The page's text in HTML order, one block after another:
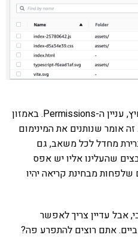
עכשיו מגיע החלק הקשה והמלחיץ, עניין ה-Permissions. באמזון
יש את גישת ה-Least privelege. זה אומר שנותנים את המינימום
מחדל לכל משאב, גם
שהעלינו אליו יש אפס
מבחינת קריאה יהיו
אבל עדיין צריך לאפשר
אתם רוצים להתפרע פה?